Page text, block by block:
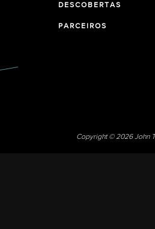
DESCOBERTAS
PARCEIROS
Copyright © 2026 John